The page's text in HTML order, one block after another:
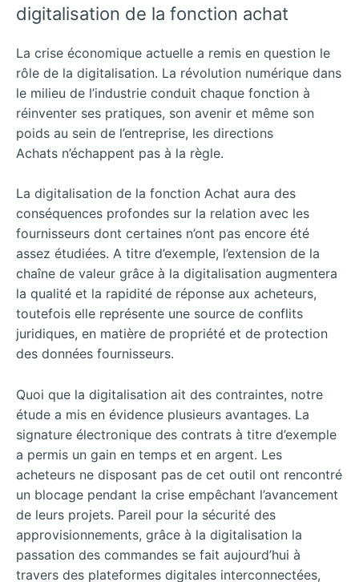
digitalisation de la fonction achat
La crise économique actuelle a remis en question le
rôle de la digitalisation. La révolution numérique dans
le milieu de l’industrie conduit chaque fonction à
réinventer ses pratiques, son avenir et même son
poids au sein de l’entreprise, les directions
Achats n’échappent pas à la règle.
La digitalisation de la fonction Achat aura des
conséquences profondes sur la relation avec les
fournisseurs dont certaines n’ont pas encore été
assez étudiées. A titre d’exemple, l’extension de la
chaîne de valeur grâce à la digitalisation augmentera
la qualité et la rapidité de réponse aux acheteurs,
toutefois elle représente une source de conflits
juridiques, en matière de propriété et de protection
des données fournisseurs.
Quoi que la digitalisation ait des contraintes, notre
étude a mis en évidence plusieurs avantages. La
signature électronique des contrats à titre d’exemple
a permis un gain en temps et en argent. Les
acheteurs ne disposant pas de cet outil ont rencontré
un blocage pendant la crise empêchant l’avancement
de leurs projets. Pareil pour la sécurité des
approvisionnements, grâce à la digitalisation la
passation des commandes se fait aujourd’hui à
travers des plateformes digitales interconnectées,